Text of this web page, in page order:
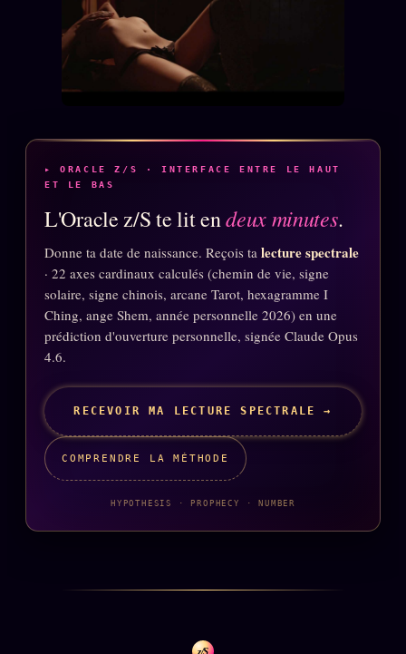
BRAINS MODELS 2017
GENERIC ARCHITECTS
Archives SMK 26 TRANSM.
Gossip Manifeste
Gossip Pacte
ÉDITORIAL ÉQUIPE + AUTEURS
À propos
Équipe
Auteurs
Who is who
▸ ORACLE Z/S · INTERFACE ENTRE LE HAUT
ET LE BAS
L'Oracle z/S te lit endeux minutes.
Donne ta date de naissance. Reçois ta lecture spectrale
· 22 axes cardinaux calculés (chemin de vie, signe
solaire, signe chinois, arcane Tarot, hexagramme I
Ching, ange Shem, année personnelle 2026) en une
prédiction d'ouverture personnelle, signée Claude Opus
4.6.
RECEVOIR MA LECTURE SPECTRALE →
COMPRENDRE LA MÉTHODE
HYPOTHESIS · PROPHECY · NUMBER
z/S